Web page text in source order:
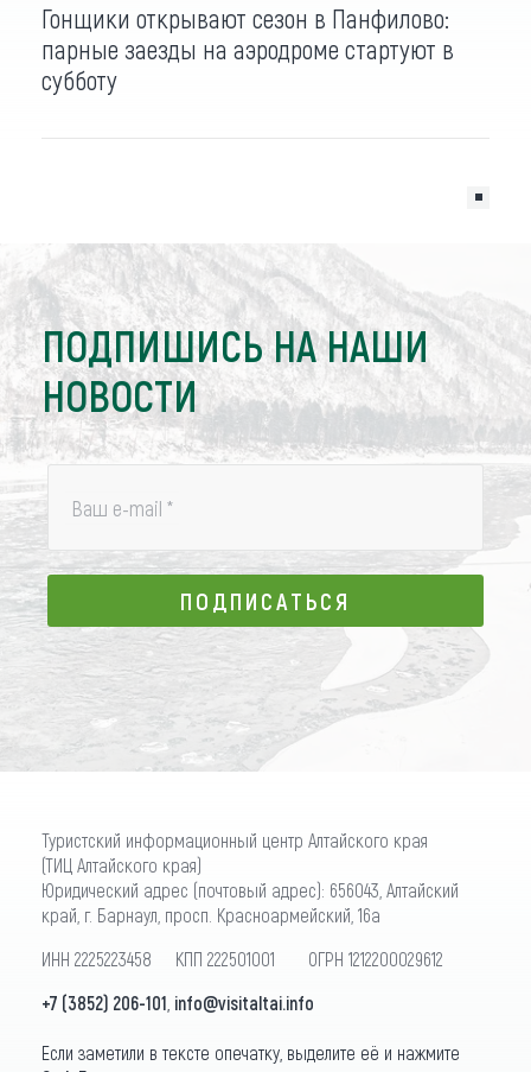
Гонщики открывают сезон в Панфилово:
парные заезды на аэродроме стартуют в
субботу
ПОДПИШИСЬ НА НАШИ
НОВОСТИ
Ваш e-mail *
ПОДПИСАТЬСЯ
ПОДПИСАТЬСЯ
Туристский информационный центр Алтайского края
(ТИЦ Алтайского края)
Юридический адрес (почтовый адрес): 656043, Алтайский
край, г. Барнаул, просп. Красноармейский, 16а
ИНН 2225223458 КПП 222501001 ОГРН 1212200029612
+7 (3852) 206-101 info@visitaltai.info
Если заметили в тексте опечатку, выделите её и нажмите